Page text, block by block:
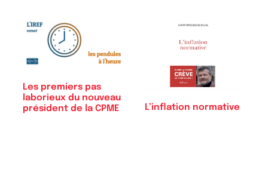
Les premiers pas
laborieux du nouveau
président de la CPME
L’inflation normative